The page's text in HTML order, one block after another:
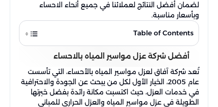
لضمان أفضل النتائج لعملائنا في جميع أنحاء الاحساء
وبأسعار مناسبة.
Table of Contents
أفضل شركة عزل مواسير المياه بالاحساء
تُعد شركة آفاق لعزل مواسير المياه بالأحساء، التي تأسست
عام 2005، الخيار الأول لكل من يبحث عن الجودة والاحترافية
في خدمات العزل، حيث اكتسبت مكانة رائدة بفضل خبرتها
الطويلة في عزل مواسير المياه والعزل الحراري للمباني